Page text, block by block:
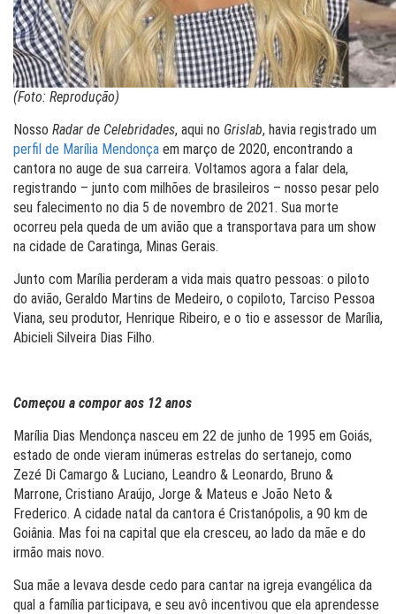
(Foto: Reprodução)
Nosso Radar de Celebridades, aqui no Grislab, havia registrado um
perfil de Marília Mendonça em março de 2020, encontrando a
cantora no auge de sua carreira. Voltamos agora a falar dela,
registrando – junto com milhões de brasileiros – nosso pesar pelo
seu falecimento no dia 5 de novembro de 2021. Sua morte
ocorreu pela queda de um avião que a transportava para um show
na cidade de Caratinga, Minas Gerais.
Junto com Marília perderam a vida mais quatro pessoas: o piloto
do avião, Geraldo Martins de Medeiro, o copiloto, Tarciso Pessoa
Viana, seu produtor, Henrique Ribeiro, e o tio e assessor de Marília,
Abicieli Silveira Dias Filho.
Começou a compor aos 12 anos
Marília Dias Mendonça nasceu em 22 de junho de 1995 em Goiás,
estado de onde vieram inúmeras estrelas do sertanejo, como
Zezé Di Camargo & Luciano, Leandro & Leonardo, Bruno &
Marrone, Cristiano Araújo, Jorge & Mateus e João Neto &
Frederico. A cidade natal da cantora é Cristanópolis, a 90 km de
Goiânia. Mas foi na capital que ela cresceu, ao lado da mãe e do
irmão mais novo.
Sua mãe a levava desde cedo para cantar na igreja evangélica da
qual a família participava, e seu avô incentivou que ela aprendesse